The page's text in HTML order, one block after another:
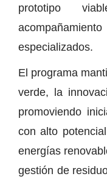
prototipo
especializados.
El programa
verde, la
promoviendo
con alto
energías
gestión de